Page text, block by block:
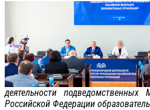
деятельности подведомственных
Российской Федерации